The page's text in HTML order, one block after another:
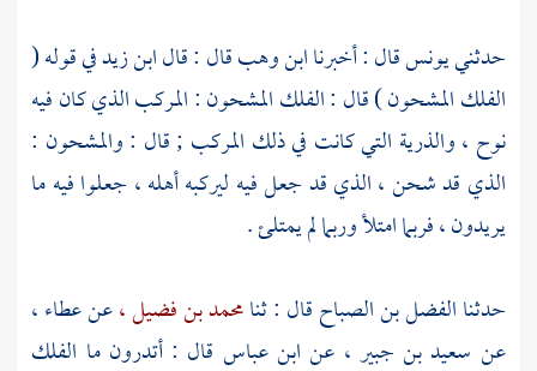
حدثنييونسقال : أخبرناابن وهبقال : قالابن زيدفي قوله (
الفلك المشحون ) قال : الفلك المشحون : المركب الذي كان فيه
نوح ،والذرية التي كانت في ذلك المركب ; قال : والمشحون :
الذي قد شحن ، الذي قد جعل فيه ليركبه أهله ، جعلوا فيه ما
يريدون ، فربما امتلأ وربما لم يمتلئ .
حدثناالفضل بن الصباحقال : ثنامحمد بن فضيل ،عنعطاء ،
عن سعيد بن جبير ، عن ابن عباس قال : أتدرون ما الفلك